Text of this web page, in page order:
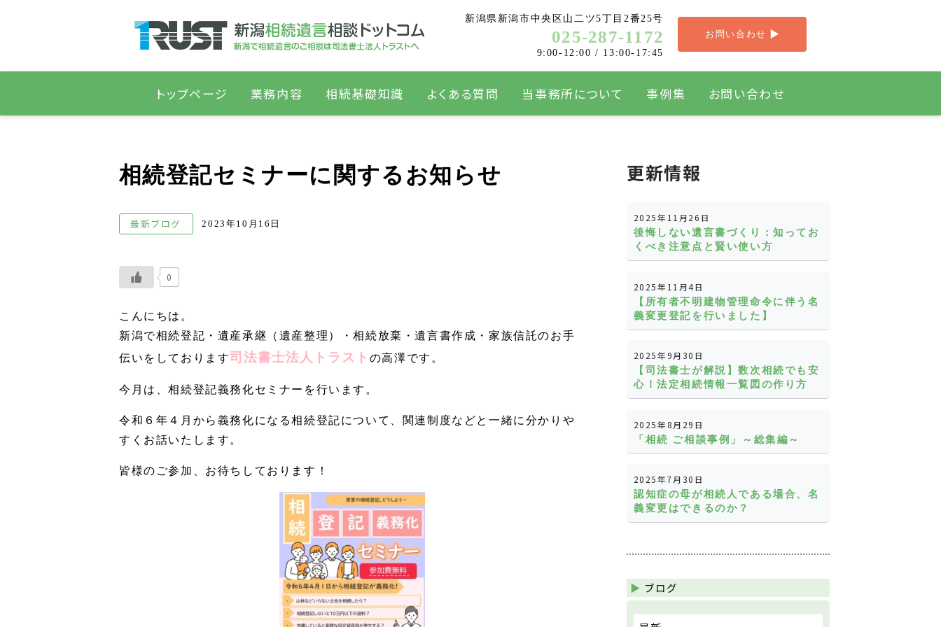
新潟県新潟市中央区山二ツ5丁目2番25号
025-287-1172
9:00-12:00 / 13:00-17:45
お問い合わせ
トップページ 業務内容 相続基礎知識 よくある質問 当事務所について 事例集 お問い合わせ
相続登記セミナーに関するお知らせ
最新ブログ 2023年10月16日
0
こんにちは。
新潟で相続登記・遺産承継（遺産整理）・相続放棄・遺言書作成・家族信託のお手
伝いをしております司法書士法人トラスト の高澤です。
今月は、相続登記義務化セミナーを行います。
令和６年４月から義務化になる相続登記について、関連制度などと一緒に分かりや
すくお話いたします。
皆様のご参加、お待ちしております！
更新情報
2025年11月26日
後悔しない遺言書づくり：知ってお
くべき注意点と賢い使い方
2025年11月4日
【所有者不明建物管理命令に伴う名
義変更登記を行いました】
2025年9月30日
【司法書士が解説】数次相続でも安
心！法定相続情報一覧図の作り方
2025年8月29日
「相続 ご相談事例」～総集編～
2025年7月30日
認知症の母が相続人である場合、名
義変更はできるのか？
ブログ